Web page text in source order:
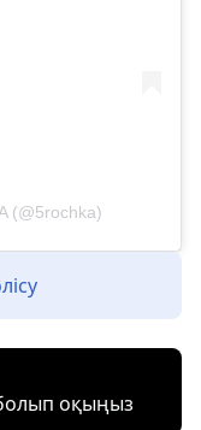
(@5rochka)
оқыңыз